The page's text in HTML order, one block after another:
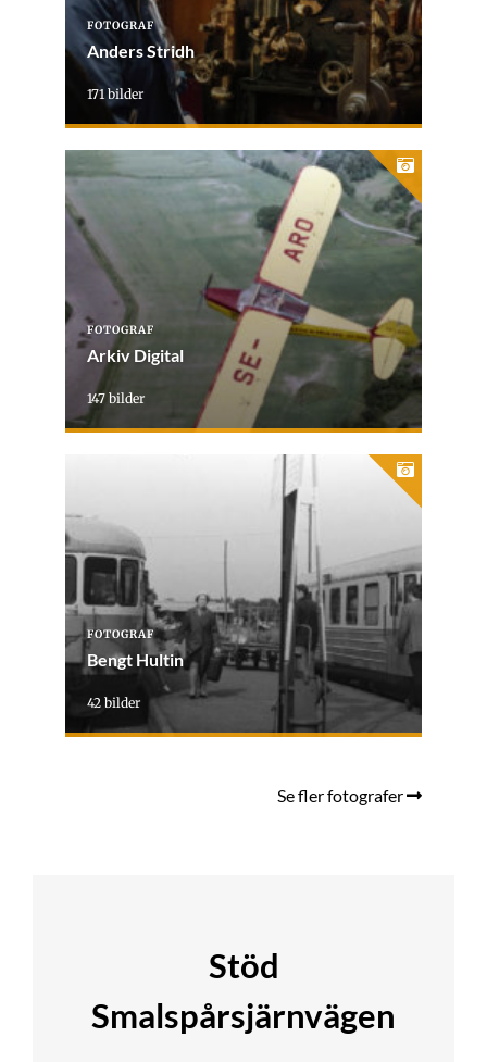
FOTOGRAF
Anders Stridh
171 bilder
FOTOGRAF
Arkiv Digital
147 bilder
FOTOGRAF
Bengt Hultin
42 bilder
Se fler fotografer
Stöd
Smalspårsjärnvägen